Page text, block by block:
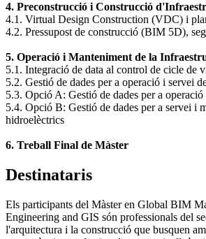
4. Preconstrucció i Construcció
4.1. Virtual Design Construction (VDC) i
4.2. Pressupost de construcció (BIM 5D),
5. Operació i Manteniment de la
5.1. Integració de data al control de cicle de
5.2. Gestió de dades per a operació i servei
5.3. Opció A: Gestió de dades per a
5.4. Opció B: Gestió de dades per a servei i
hidroelèctrics
6. Treball Final de Màster
Destinataris
Els participants del Màster en Global BIM
Engineering and GIS són professionals del
l'arquitectura i la construcció que busquen